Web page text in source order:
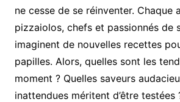
ne cesse de se réinventer. Chaque
pizzaiolos, chefs et passionnés de
imaginent de nouvelles recettes
papilles. Alors, quelles sont les
moment ? Quelles saveurs
inattendues méritent d’être testées